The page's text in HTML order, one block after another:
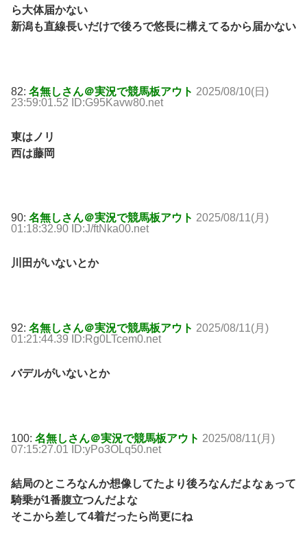
ら大体届かない
新潟も直線長いだけで後ろで悠長に構えてるから届かない
82: 名無しさん＠実況で競馬板アウト 2025/08/10(日)
23:59:01.52 ID:G95Kavw80.net
東はノリ
西は藤岡
90: 名無しさん＠実況で競馬板アウト 2025/08/11(月)
01:18:32.90 ID:J/ftNka00.net
川田がいないとか
92: 名無しさん＠実況で競馬板アウト 2025/08/11(月)
01:21:44.39 ID:Rg0LTcem0.net
バデルがいないとか
100: 名無しさん＠実況で競馬板アウト 2025/08/11(月)
07:15:27.01 ID:yPo3OLq50.net
結局のところなんか想像してたより後ろなんだよなぁって
騎乗が1番腹立つんだよな
そこから差して4着だったら尚更にね